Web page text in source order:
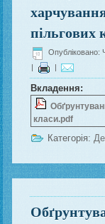
пільгових
Опубліковано:
|
|
Вкладення:
класи.pdf
Категорія: